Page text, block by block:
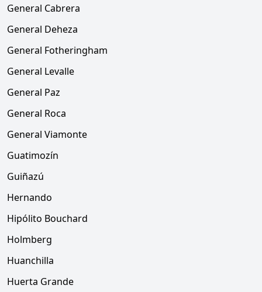
General Cabrera
General Deheza
General Fotheringham
General Levalle
General Paz
General Roca
General Viamonte
Guatimozín
Guiñazú
Hernando
Hipólito Bouchard
Holmberg
Huanchilla
Huerta Grande